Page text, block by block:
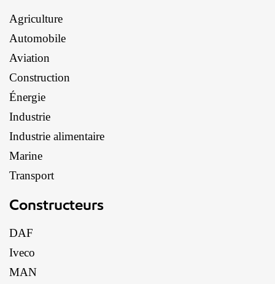
Agriculture
Automobile
Aviation
Construction
Énergie
Industrie
Industrie alimentaire
Marine
Transport
Constructeurs
DAF
Iveco
MAN